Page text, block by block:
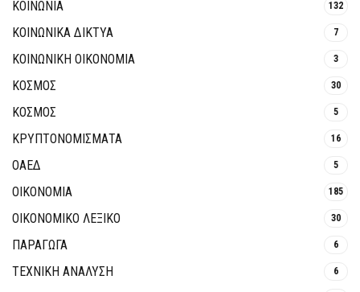
ΚΟΙΝΩΝΙΑ 132
ΚΟΙΝΩΝΙΚΆ ΔΊΚΤΥΑ 7
ΚΟΙΝΩΝΙΚΉ ΟΙΚΟΝΟΜΊΑ 3
ΚΟΣΜΟΣ 30
ΚΟΣΜΟΣ 5
ΚΡΥΠΤΟΝΟΜΊΣΜΑΤΑ 16
ΟΑΕΔ 5
ΟΙΚΟΝΟΜΙΑ 185
ΟΙΚΟΝΟΜΙΚΟ ΛΕΞΙΚΟ 30
ΠΑΡΑΓΩΓΑ 6
ΤΕΧΝΙΚΗ ΑΝΑΛΥΣΗ 6